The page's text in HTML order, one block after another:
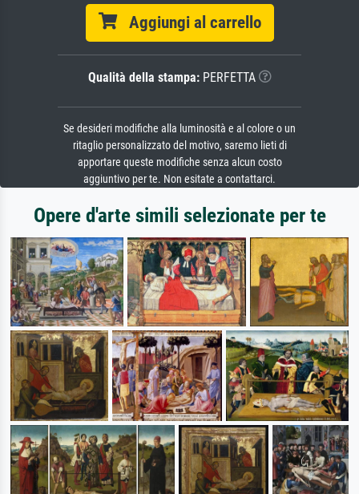
Aggiungi al carrello
Qualità della stampa:PERFETTA
Se desideri modifiche alla luminosità e al colore o un
ritaglio personalizzato del motivo, saremo lieti di
apportare queste modifiche senza alcun costo
aggiuntivo per te. Non esitate a contattarci.
Opere d'arte simili selezionate per te